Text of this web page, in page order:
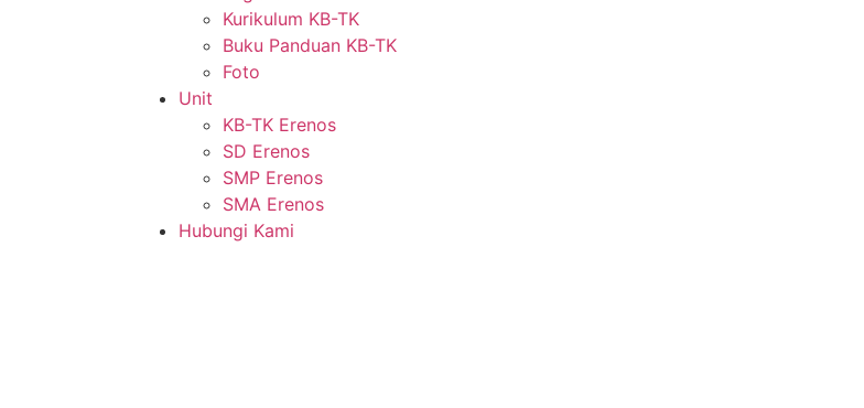
Kurikulum KB-TK
Buku Panduan KB-TK
Foto
Unit
KB-TK Erenos
SD Erenos
SMP Erenos
SMA Erenos
Hubungi Kami